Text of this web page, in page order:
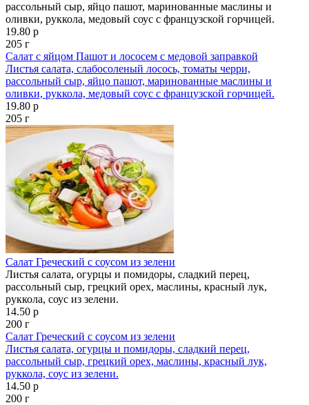
рассольный сыр, яйцо пашот, маринованные маслины и
оливки, руккола, медовый соус с французской горчицей.
19.80 р
205 г
Салат с яйцом Пашот и лососем с медовой заправкой
Листья салата, слабосоленый лосось, томаты черри,
рассольный сыр, яйцо пашот, маринованные маслины и
оливки, руккола, медовый соус с французской горчицей.
19.80 р
205 г
Салат Греческий с соусом из зелени
Листья салата, огурцы и помидоры, сладкий перец,
рассольный сыр, грецкий орех, маслины, красный лук,
руккола, соус из зелени.
14.50 р
200 г
Салат Греческий с соусом из зелени
Листья салата, огурцы и помидоры, сладкий перец,
рассольный сыр, грецкий орех, маслины, красный лук,
руккола, соус из зелени.
14.50 р
200 г